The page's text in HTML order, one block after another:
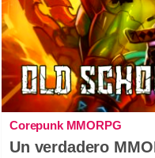
Corepunk MMORPG
Un verdadero